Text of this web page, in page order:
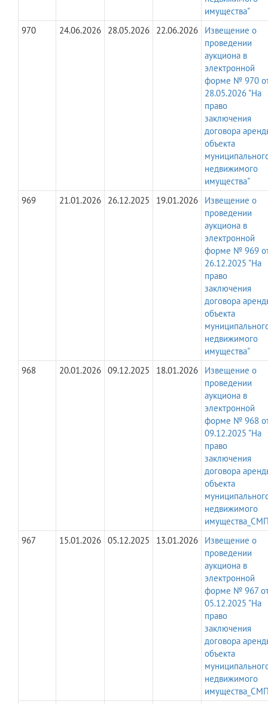
имущества"
970
24.06.2026 28.05.2026 22.06.2026
Извещение о
проведении
аукциона в
электронной
форме № 970
28.05.2026 "На
право
заключения
договора
объекта
недвижимого
имущества"
969
21.01.2026 26.12.2025 19.01.2026
Извещение о
проведении
аукциона в
электронной
форме № 969
26.12.2025 "На
право
заключения
договора
объекта
недвижимого
имущества"
968
20.01.2026 09.12.2025 18.01.2026
Извещение о
проведении
аукциона в
электронной
форме № 968
09.12.2025 "На
право
заключения
договора
объекта
недвижимого
967
15.01.2026 05.12.2025 13.01.2026
Извещение о
проведении
аукциона в
электронной
форме № 967
05.12.2025 "На
право
заключения
договора
объекта
недвижимого